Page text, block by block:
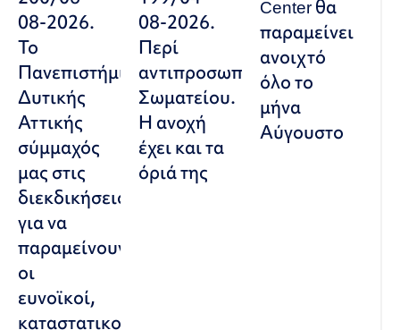
08-2026.
Το
Πανεπιστήμιο
Δυτικής
Αττικής
σύμμαχός
μας στις
διεκδικήσεις,
για να
παραμείνουν
οι
ευνοϊκοί,
καταστατικοί
08-2026.
Περί
αντιπροσωπευτικού
Σωματείου.
Η ανοχή
έχει και τα
όριά της
Center θα
παραμείνει
ανοιχτό
όλο το
μήνα
Αύγουστο